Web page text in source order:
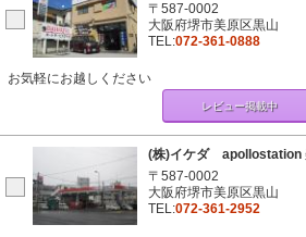
〒587-0002
大阪府堺市美原区黒山
TEL:072-361-0888
お気軽にお越しください
レビュー掲載中
(株)イケダ apollostation
〒587-0002
大阪府堺市美原区黒山
TEL:072-361-2952